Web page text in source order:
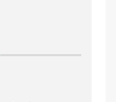
en mayo de